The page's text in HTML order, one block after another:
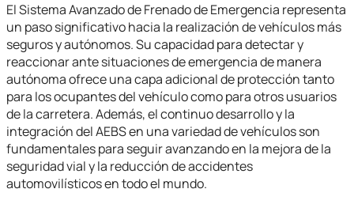
El Sistema Avanzado de Frenado de Emergencia representa
un paso significativo hacia la realización de vehículos más
seguros y autónomos. Su capacidad para detectar y
reaccionar ante situaciones de emergencia de manera
autónoma ofrece una capa adicional de protección tanto
para los ocupantes del vehículo como para otros usuarios
de la carretera. Además, el continuo desarrollo y la
integración del AEBS en una variedad de vehículos son
fundamentales para seguir avanzando en la mejora de la
seguridad vial y la reducción de accidentes
automovilísticos en todo el mundo.